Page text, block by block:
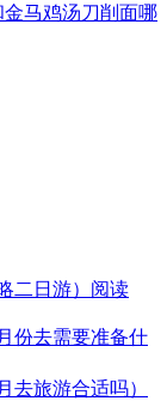
马鸡汤刀削面哪
二日游） 阅读
份去需要准备什
去旅游合适吗）